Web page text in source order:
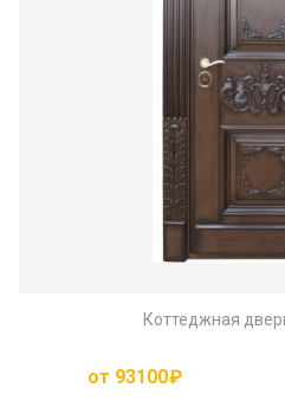
Коттеджная
от 93100₽